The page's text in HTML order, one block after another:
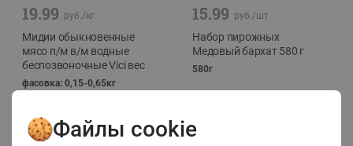
19.99 руб./кг
Мидии обыкновенные
мясо п/м в/м водные
беспозвоночные Vici вес
фасовка: 0,15-0,65кг
15.99 руб./шт
Набор пирожных
Медовый бархат 580 г
580г
Файлы cookie